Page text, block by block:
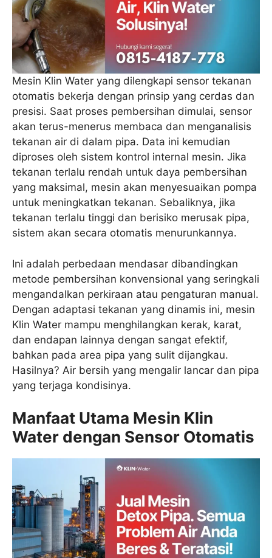
Mesin Klin Water yang dilengkapi sensor tekanan
otomatis bekerja dengan prinsip yang cerdas dan
presisi. Saat proses pembersihan dimulai, sensor
akan terus-menerus membaca dan menganalisis
tekanan air di dalam pipa. Data ini kemudian
diproses oleh sistem kontrol internal mesin. Jika
tekanan terlalu rendah untuk daya pembersihan
yang maksimal, mesin akan menyesuaikan pompa
untuk meningkatkan tekanan. Sebaliknya, jika
tekanan terlalu tinggi dan berisiko merusak pipa,
sistem akan secara otomatis menurunkannya.
Ini adalah perbedaan mendasar dibandingkan
metode pembersihan konvensional yang seringkali
mengandalkan perkiraan atau pengaturan manual.
Dengan adaptasi tekanan yang dinamis ini, mesin
Klin Water mampu menghilangkan kerak, karat,
dan endapan lainnya dengan sangat efektif,
bahkan pada area pipa yang sulit dijangkau.
Hasilnya? Air bersih yang mengalir lancar dan pipa
yang terjaga kondisinya.
Manfaat Utama Mesin Klin
Water dengan Sensor Otomatis